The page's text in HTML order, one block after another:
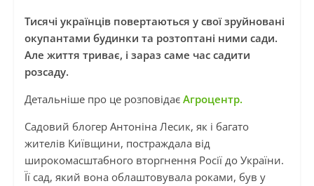
Тисячі українців повертаються у свої зруйновані
окупантами будинки та розтоптані ними сади.
Але життя триває, і зараз саме час садити
розсаду.
Детальніше про це розповідає Агроцентр.
Садовий блогер Антоніна Лесик, як і багато
жителів Київщини, постраждала від
широкомасштабного вторгнення Росії до України.
Її сад, який вона облаштовувала роками, був у